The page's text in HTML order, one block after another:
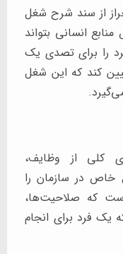
از سند شرح شغل
انسانی بتواند
را برای تصدی یک
کند که این شغل
از وظایف،
در سازمان را
که صلاحیت‌ها،
فرد برای انجام